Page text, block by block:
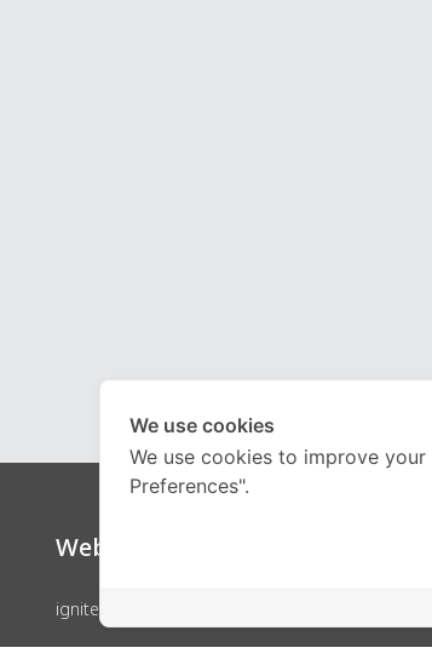
Website
ignite by OnDemand
We use cookies
We use cookies to improve
Preferences".